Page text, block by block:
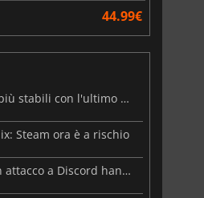
44.99€
Palworld: Sunreach e boss più stabili con l'ultimo update
Steam ora è a rischio
Le mappe dei malware e un attacco a Discord hanno colpito Meccha Chameleon